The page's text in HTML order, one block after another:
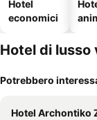
Hotel
economici
Hotel di lusso
Potrebbero
Hotel Archontiko